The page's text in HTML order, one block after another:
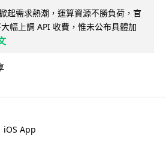
起需求熱潮，運算資源不勝負荷，官
幅上調 API 收費，惟未公布具體加
iOS App